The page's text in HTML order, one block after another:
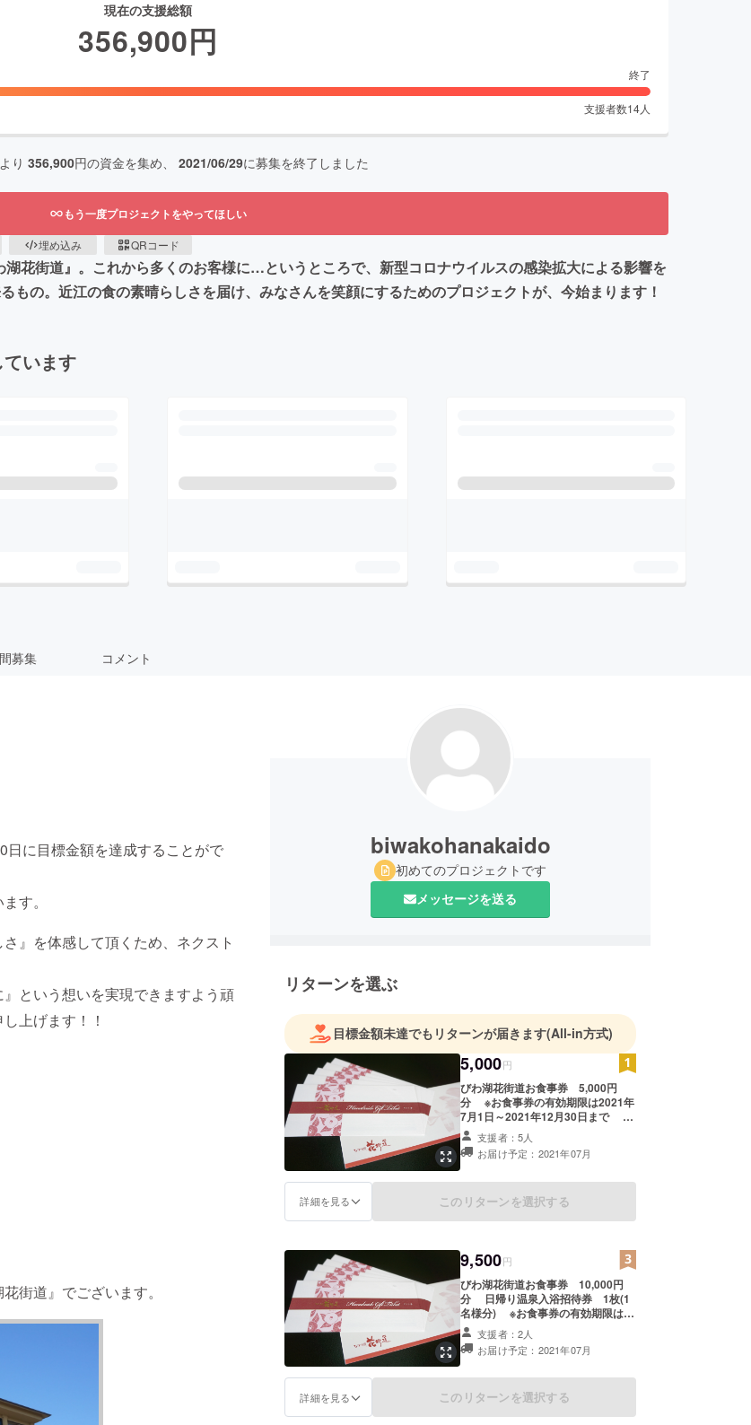
現在の支援総額
356,900円
終了
支援者数14人
り 356,900円の資金を集め、 2021/06/29に募集を終了しました
もう一度プロジェクトをやってほしい
埋め込み QRコード
花街道』。これから多くのお客様に…というところで、新型コロナウイルスの感染拡大による影響を
もの。近江の食の素晴らしさを届け、みなさんを笑顔にするためのプロジェクトが、今始まります！
います
募集 コメント
に目標金額を達成することがで
す。
』を体感して頂くため、ネクスト
という想いを実現できますよう頑
上げます！！
街道』でございます。
biwakohanakaido
初めてのプロジェクトです
メッセージを送る
リターンを選ぶ
目標金額未達でもリターンが届きます(All-in方式)
5,000円
びわ湖花街道お食事券 5,000円
分 ※お食事券の有効期限は2021年
7月1日～2021年12月30日まで ※
チケット写真および枚数はイメージ
です支援者：5人
お届け予定：2021年07月
詳細を見る このリターンを選択する
9,500円
びわ湖花街道お食事券 10,000円
分 日帰り温泉入浴招待券 1枚(1
名様分) ※お食事券の有効期限は
2021年7月1日～2021年12月30日ま
で ※入浴招待券の有効期限は2021
年7月1日～2021年10月31日まで
支援者：2人
お届け予定：2021年07月
詳細を見る このリターンを選択する